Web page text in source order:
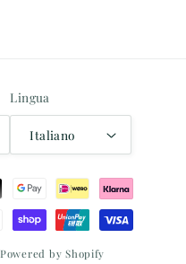
Lingua
Italiano
Powered by Shopify